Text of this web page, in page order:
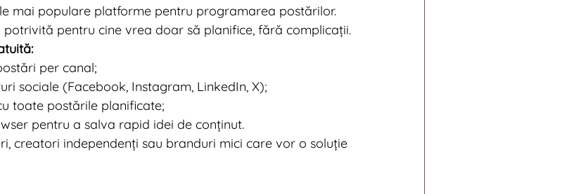
mai populare platforme pentru programarea postărilor.
pentru cine vrea doar să planifice, fără complicații.
per canal;
sociale (Facebook, Instagram, LinkedIn, X);
toate postările planificate;
pentru a salva rapid idei de conținut.
creatori independenți sau branduri mici care vor o soluție